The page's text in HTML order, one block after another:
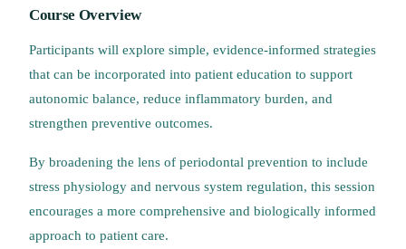
Course Overview
Participants will explore simple, evidence-informed strategies
that can be incorporated into patient education to support
autonomic balance, reduce inflammatory burden, and
strengthen preventive outcomes.
By broadening the lens of periodontal prevention to include
stress physiology and nervous system regulation, this session
encourages a more comprehensive and biologically informed
approach to patient care.